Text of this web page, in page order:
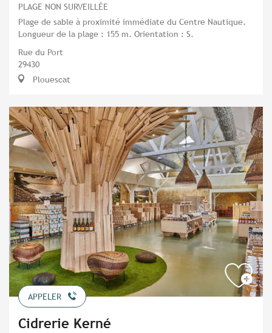
PLAGE NON SURVEILLÉE
Plage de sable à proximité immédiate du Centre Nautique.
Longueur de la plage : 155 m. Orientation : S.
Rue du Port
29430
Plouescat
APPELER
Cidrerie Kerné